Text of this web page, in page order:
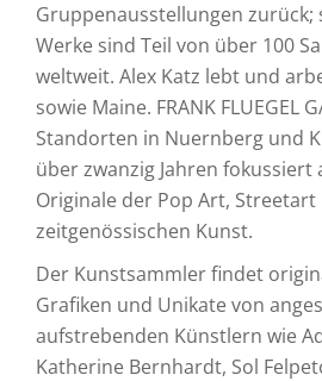
Gruppenausstellungen zurück;
Werke sind Teil von über 100
weltweit. Alex Katz lebt und
sowie Maine. FRANK FLUEGEL
Standorten in Nuernberg und
über zwanzig Jahren
Originale der Pop Art, Streetart
zeitgenössischen Kunst.
Der Kunstsammler findet
Grafiken und Unikate von
aufstrebenden Künstlern wie
Katherine Bernhardt, Sol